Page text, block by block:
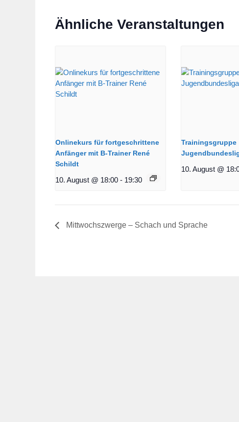
Ähnliche Veranstaltungen
Onlinekurs für fortgeschrittene
Anfänger mit B-Trainer René
Schildt
10. August @ 18:00 - 19:30
Trainingsgruppe
10. August @
Mittwochszwerge – Schach und Sprache